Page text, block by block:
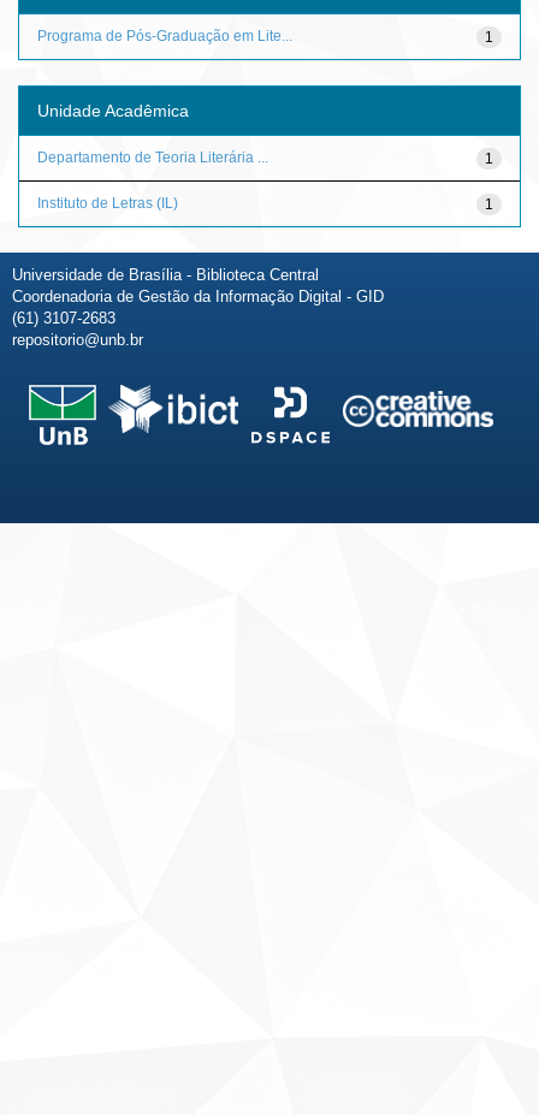
1
Programa de Pós-Graduação em Lite...
Unidade Acadêmica
1
Departamento de Teoria Literária ...
1
Instituto de Letras (IL)
Universidade de Brasília - Biblioteca Central
Coordenadoria de Gestão da Informação Digital - GID
(61) 3107-2683
repositorio@unb.br